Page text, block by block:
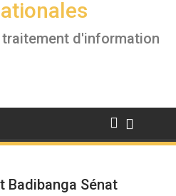
d'information
Badibanga Sénat